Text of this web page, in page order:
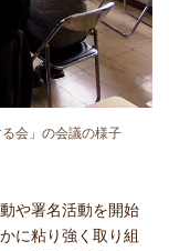
会」の会議の様子
や署名活動を開始
に粘り強く取り組